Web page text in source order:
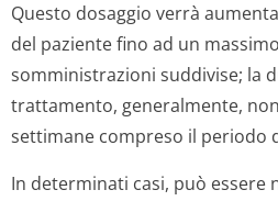
Questo dosaggio verrà
del paziente fino ad un
somministrazioni suddivise; la
trattamento, generalmente,
settimane compreso il periodo
In determinati casi, può essere